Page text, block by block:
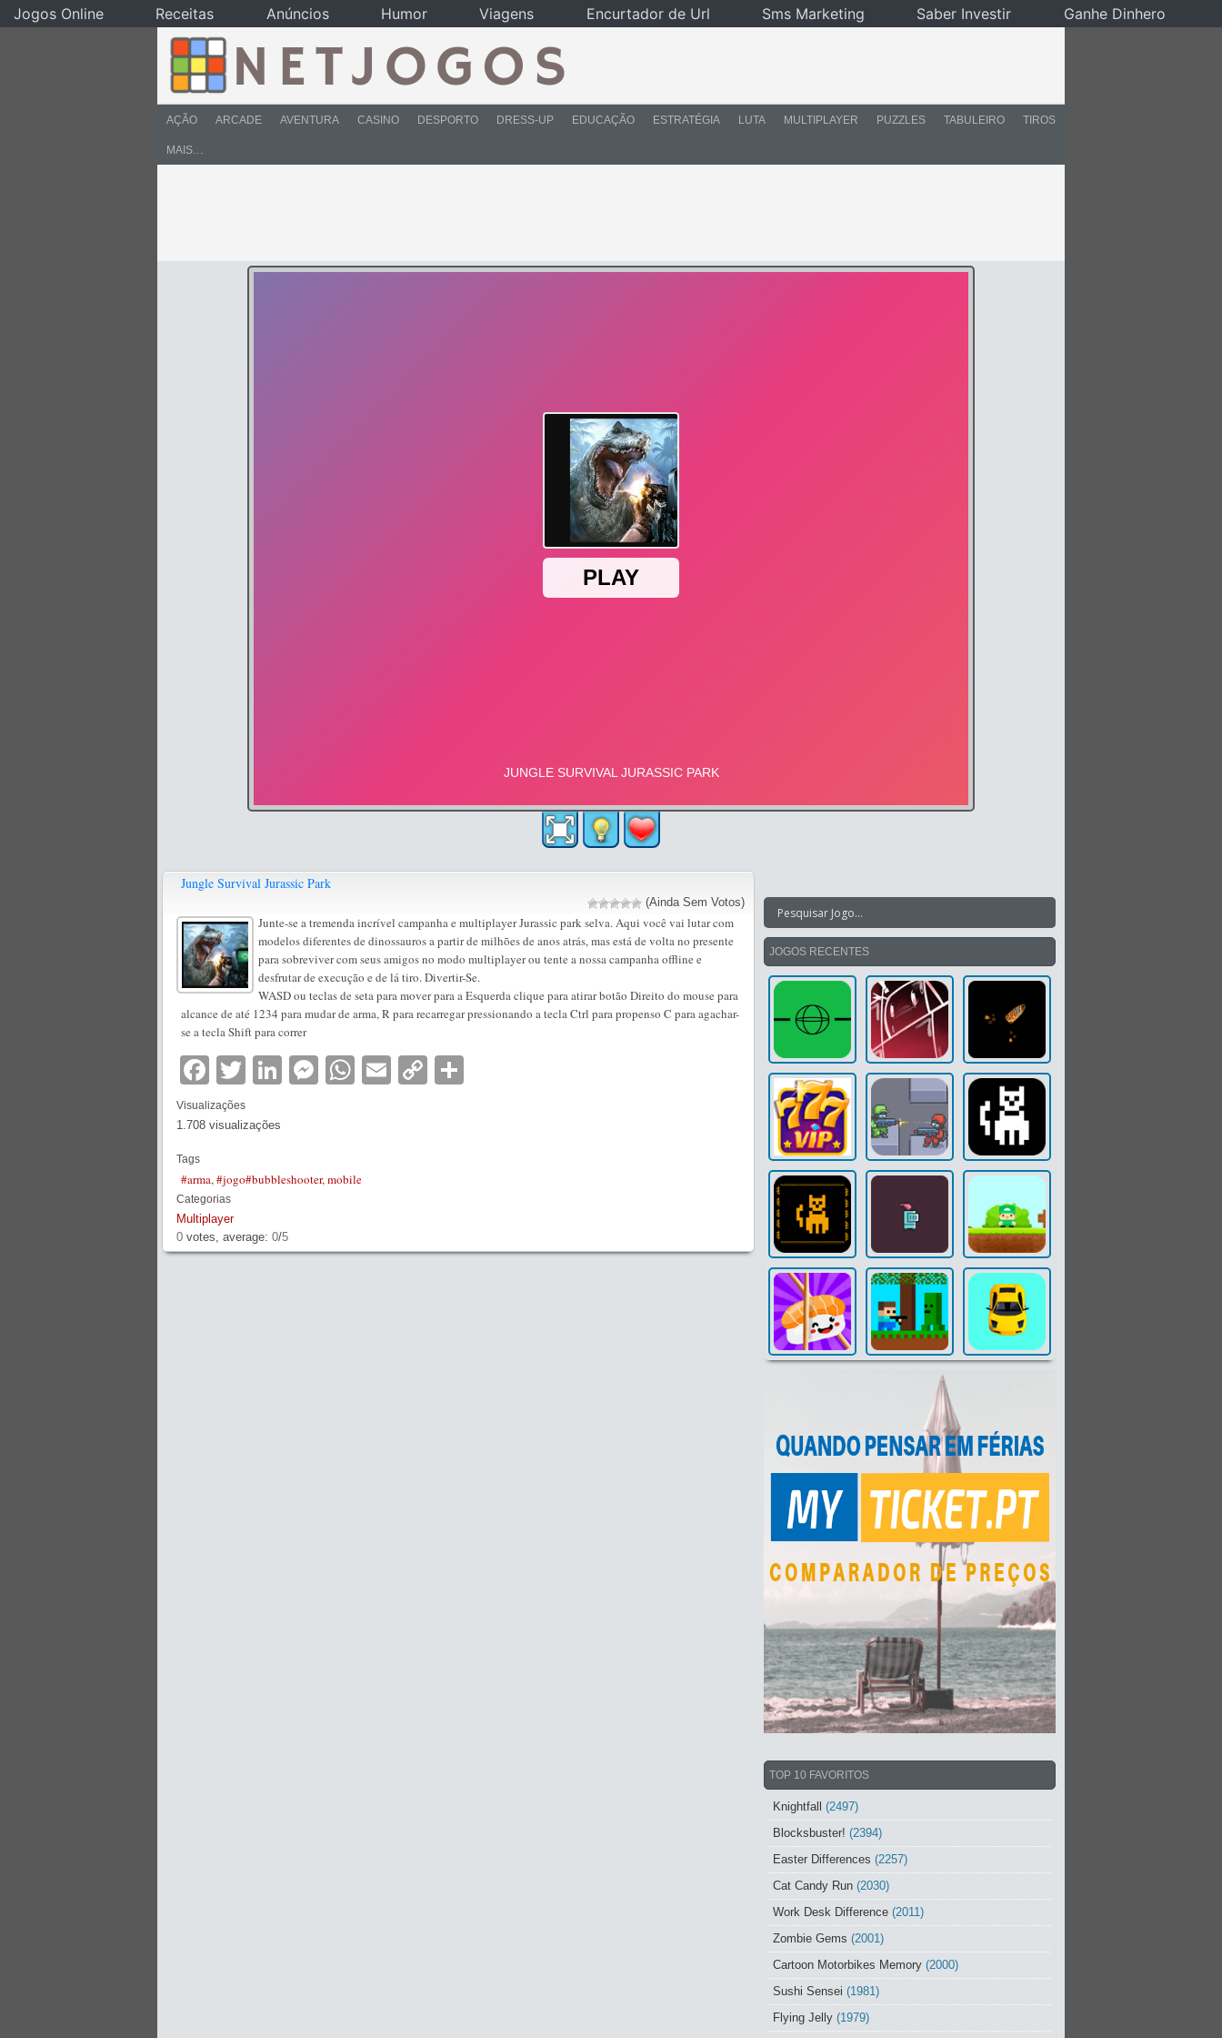
AÇÃO ARCADE AVENTURA CASINO DESPORTO DRESS-UP EDUCAÇÃO ESTRATÉGIA LUTA MULTIPLAYER PUZZLES TABULEIRO TIROS
MAIS…
Jungle Survival Jurassic Park
(Ainda Sem Votos)
Junte-se a tremenda incrível campanha e multiplayer Jurassic park selva. Aqui você vai lutar com
modelos diferentes de dinossauros a partir de milhões de anos atrás, mas está de volta no presente
para sobreviver com seus amigos no modo multiplayer ou tente a nossa campanha offline e
desfrutar de execução e de lá tiro. Divertir-Se.
WASD ou teclas de seta para mover para a Esquerda clique para atirar botão Direito do mouse para
alcance de até 1234 para mudar de arma, R para recarregar pressionando a tecla Ctrl para propenso C para agachar-
se a tecla Shift para correr
Facebook
TwitterLinkedIn
Messenger
WhatsApp
EmailCopy
Visualizações
1.708 visualizações
Tags
#arma,#jogo#bubbleshooter,mobile
Categorias
Multiplayer
0 votes, average: 0/5
JOGOS RECENTES
TOP 10 FAVORITOS
Knightfall (2497)
Blocksbuster! (2394)
Easter Differences (2257)
Cat Candy Run (2030)
Work Desk Difference (2011)
Zombie Gems (2001)
Cartoon Motorbikes Memory (2000)
Sushi Sensei (1981)
Flying Jelly (1979)
Jogos Online Receitas Anúncios Humor Viagens Encurtador de Url Sms Marketing Saber Investir Ganhe Dinhero